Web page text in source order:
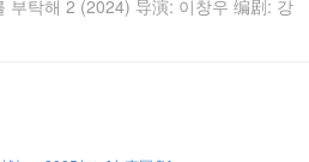
부탁해 2 (2024) 导演: 이창우 编剧: 강